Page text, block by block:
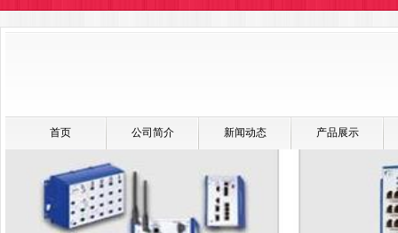
首页 公司简介 新闻动态 产品展示